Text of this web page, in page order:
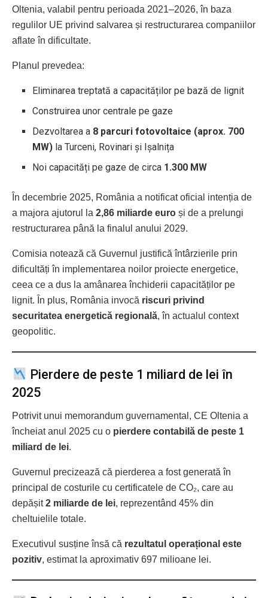
Oltenia, valabil pentru perioada 2021–2026, în baza
regulilor UE privind salvarea și restructurarea companiilor
aflate în dificultate.
Planul prevedea:
Eliminarea treptată a capacităților pe bază de lignit
Construirea unor centrale pe gaze
Dezvoltarea a 8 parcuri fotovoltaice (aprox. 700
MW) la Turceni, Rovinari și Ișalnița
Noi capacități pe gaze de circa 1.300 MW
În decembrie 2025, România a notificat oficial intenția de
a majora ajutorul la 2,86 miliarde euro și de a prelungi
restructurarea până la finalul anului 2029.
Comisia notează că Guvernul justifică întârzierile prin
dificultăți în implementarea noilor proiecte energetice,
ceea ce a dus la amânarea închiderii capacităților pe
lignit. În plus, România invocă riscuri privind
securitatea energetică regională, în actualul context
geopolitic.
Pierdere de peste 1 miliard de lei în
2025
Potrivit unui memorandum guvernamental, CE Oltenia a
încheiat anul 2025 cu o pierdere contabilă de peste 1
miliard de lei.
Guvernul precizează că pierderea a fost generată în
principal de costurile cu certificatele de CO₂, care au
depășit2 miliarde de lei, reprezentând 45% din
cheltuielile totale.
Executivul susține însă că rezultatul operațional este
pozitiv, estimat la aproximativ 697 milioane lei.